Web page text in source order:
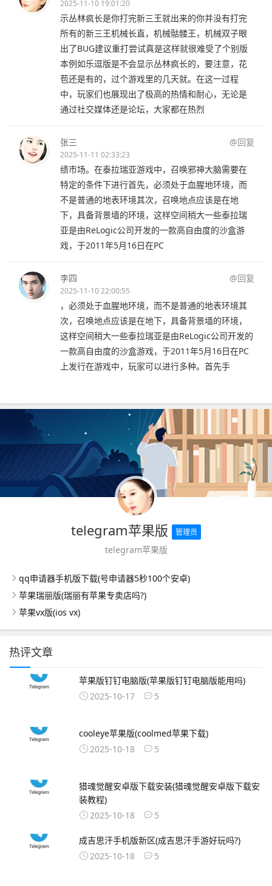
2025-11-10 19:01:20
示丛林疯长是你打完新三王就出来的你并没有打完
所有的新三王机械长直，机械骷髅王，机械双子眼
出了BUG建议重打尝试真是这样就很难受了个别版
本例如乐逗版是不会显示丛林疯长的，要注意，花
苞还是有的，过个游戏里的几天就。在这一过程
中，玩家们也展现出了极高的热情和耐心，无论是
通过社交媒体还是论坛，大家都在热烈
张三 @回复
2025-11-11 02:33:23
绩市场。在泰拉瑞亚游戏中，召唤邪神大脑需要在
特定的条件下进行首先，必须处于血腥地环境，而
不是普通的地表环境其次，召唤地点应该是在地
下，具备背景墙的环境，这样空间稍大一些泰拉瑞
亚是由ReLogic公司开发的一款高自由度的沙盒游
戏，于2011年5月16日在PC
李四 @回复
2025-11-10 22:00:55
，必须处于血腥地环境，而不是普通的地表环境其
次，召唤地点应该是在地下，具备背景墙的环境，
这样空间稍大一些泰拉瑞亚是由ReLogic公司开发的
一款高自由度的沙盒游戏，于2011年5月16日在PC
上发行在游戏中，玩家可以进行多种。首先手
telegram苹果版 管理员
telegram苹果版
qq申请器手机版下载(号申请器5秒100个安卓)
苹果瑞丽版(瑞丽有苹果专卖店吗?)
苹果vx版(ios vx)
热评文章
苹果版钉钉电脑版(苹果版钉钉电脑版能用吗)
2025-10-17
5
cooleye苹果版(coolmed苹果下载)
2025-10-18
5
猎魂觉醒安卓版下载安装(猎魂觉醒安卓版下载安
装教程)
2025-10-18
5
成吉思汗手机版新区(成吉思汗手游好玩吗?)
2025-10-18
5